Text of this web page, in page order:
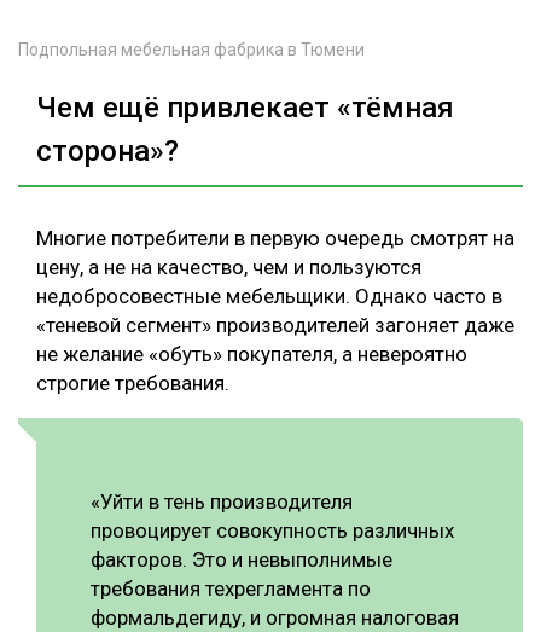
Подпольная мебельная фабрика в Тюмени
Чем ещё привлекает «тёмная
сторона»?
Многие потребители в первую очередь смотрят на
цену, а не на качество, чем и пользуются
недобросовестные мебельщики. Однако часто в
«теневой сегмент» производителей загоняет даже
не желание «обуть» покупателя, а невероятно
строгие требования.
«Уйти в тень производителя
провоцирует совокупность различных
факторов. Это и невыполнимые
требования техрегламента по
формальдегиду, и огромная налоговая